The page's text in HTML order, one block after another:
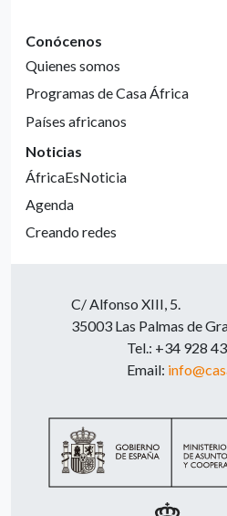
Conócenos
Quienes somos
Programas de Casa África
Países africanos
Noticias
ÁfricaEsNoticia
Agenda
Creando redes
C/ Alfonso XIII, 5.
35003 Las Palmas de
Tel.: +34 928
Email: